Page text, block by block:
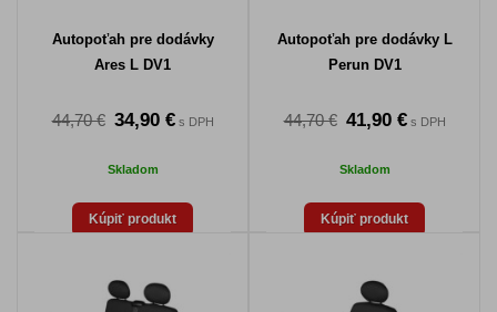
Autopoťah pre dodávky
Ares L DV1
44,70 € 34,90 €s DPH
Skladom
Kúpiť produkt
Autopoťah pre dodávky L
Perun DV1
44,70 € 41,90 €s DPH
Skladom
Kúpiť produkt